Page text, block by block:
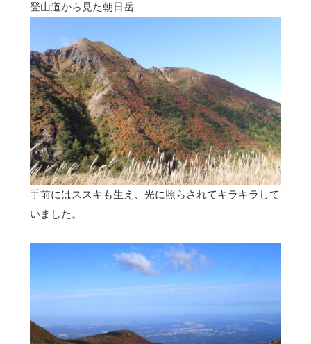
登山道から見た朝日岳
手前にはススキも生え、光に照らされてキラキラして
いました。